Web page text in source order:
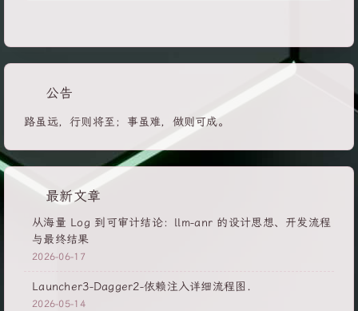
公告
路虽远，行则将至；事虽难，做则可成。
最新文章
从海量 Log 到可审计结论：llm-anr 的设计思想、开发流程
与最终结果
2026-06-17
Launcher3-Dagger2-依赖注入详细流程图.
2026-05-14